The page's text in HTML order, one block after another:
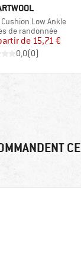
Low Ankle
de randonnée
Prix
Prix réduit
de 15,71 €
0,0(0)